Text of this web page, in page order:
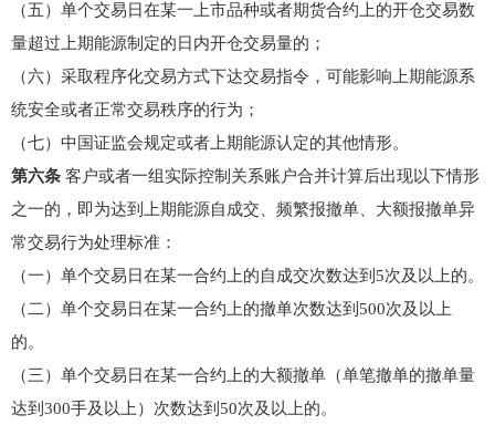
（五）单个交易日在某一上市品种或者期货合约上的开仓交易数
量超过上期能源制定的日内开仓交易量的；
（六）采取程序化交易方式下达交易指令，可能影响上期能源系
统安全或者正常交易秩序的行为；
（七）中国证监会规定或者上期能源认定的其他情形。
第六条 客户或者一组实际控制关系账户合并计算后出现以下情形
之一的，即为达到上期能源自成交、频繁报撤单、大额报撤单异
常交易行为处理标准：
（一）单个交易日在某一合约上的自成交次数达到5次及以上的。
（二）单个交易日在某一合约上的撤单次数达到500次及以上
的。
（三）单个交易日在某一合约上的大额撤单（单笔撤单的撤单量
达到300手及以上）次数达到50次及以上的。